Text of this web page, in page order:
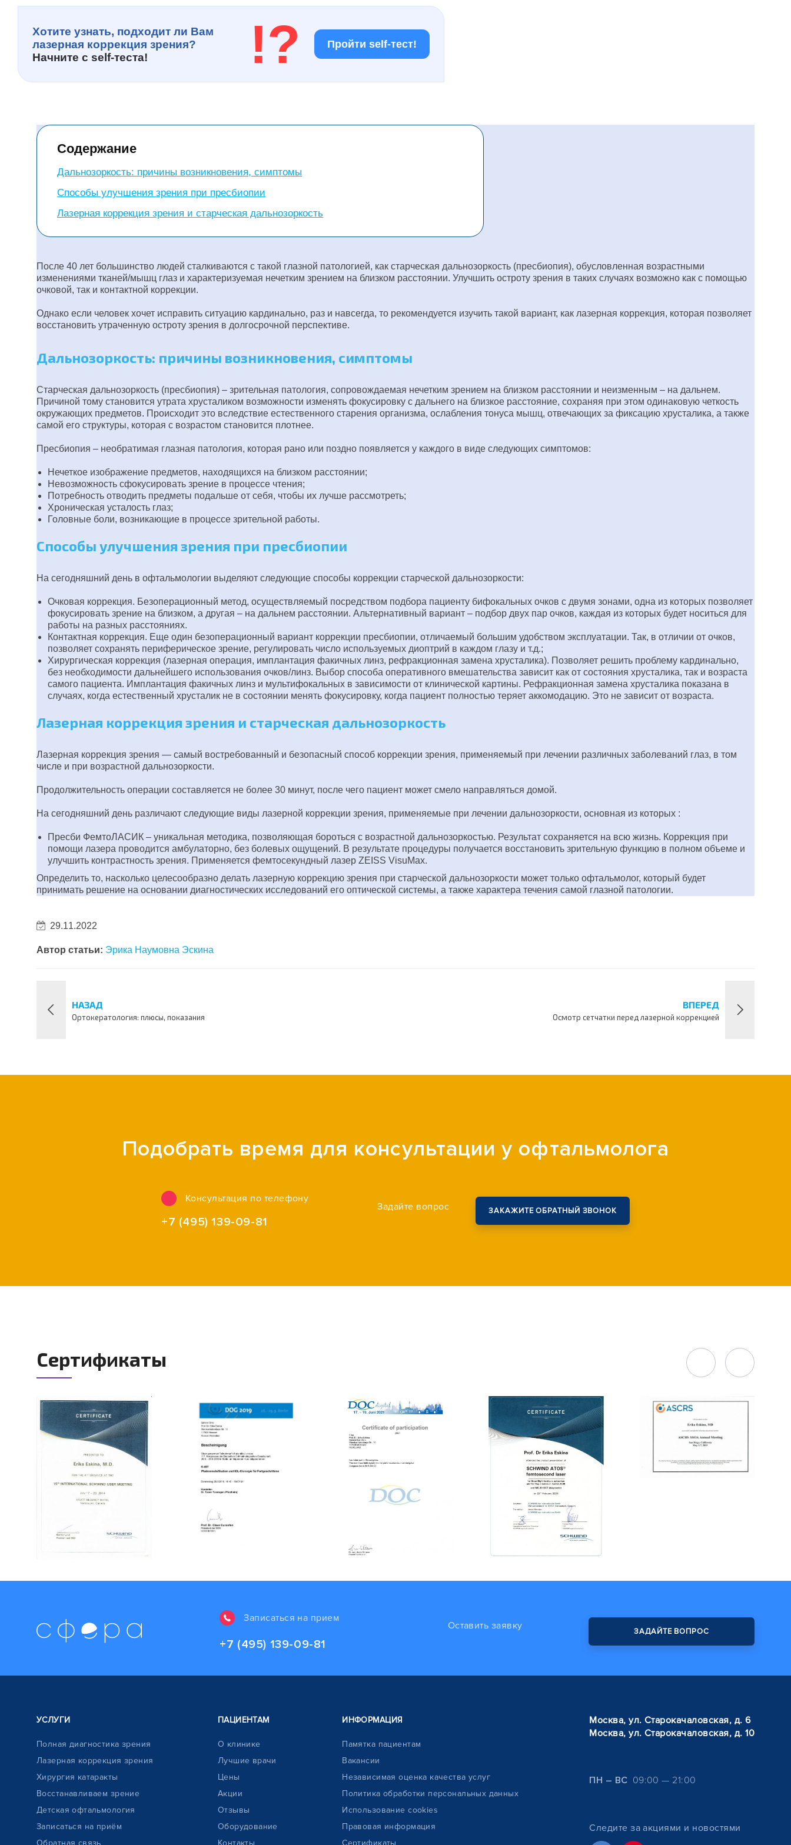
Хотите узнать, подходит ли Вам
лазерная коррекция зрения?
Начните с self-теста! !? Пройти self-тест!
Содержание
Дальнозоркость: причины возникновения, симптомы
Способы улучшения зрения при пресбиопии
Лазерная коррекция зрения и старческая дальнозоркость
После 40 лет большинство людей сталкиваются с такой глазной патологией, как старческая дальнозоркость (пресбиопия), обусловленная возрастными
изменениями тканей/мышц глаз и характеризуемая нечетким зрением на близком расстоянии. Улучшить остроту зрения в таких случаях возможно как с помощью
очковой, так и контактной коррекции.
Однако если человек хочет исправить ситуацию кардинально, раз и навсегда, то рекомендуется изучить такой вариант, как лазерная коррекция, которая позволяет
восстановить утраченную остроту зрения в долгосрочной перспективе.
Дальнозоркость: причины возникновения, симптомы
Старческая дальнозоркость (пресбиопия) – зрительная патология, сопровождаемая нечетким зрением на близком расстоянии и неизменным – на дальнем.
Причиной тому становится утрата хрусталиком возможности изменять фокусировку с дальнего на близкое расстояние, сохраняя при этом одинаковую четкость
окружающих предметов. Происходит это вследствие естественного старения организма, ослабления тонуса мышц, отвечающих за фиксацию хрусталика, а также
самой его структуры, которая с возрастом становится плотнее.
Пресбиопия – необратимая глазная патология, которая рано или поздно появляется у каждого в виде следующих симптомов:
Нечеткое изображение предметов, находящихся на близком расстоянии;
Невозможность сфокусировать зрение в процессе чтения;
Потребность отводить предметы подальше от себя, чтобы их лучше рассмотреть;
Хроническая усталость глаз;
Головные боли, возникающие в процессе зрительной работы.
Способы улучшения зрения при пресбиопии
На сегодняшний день в офтальмологии выделяют следующие способы коррекции старческой дальнозоркости:
Очковая коррекция. Безоперационный метод, осуществляемый посредством подбора пациенту бифокальных очков с двумя зонами, одна из которых позволяет
фокусировать зрение на близком, а другая – на дальнем расстоянии. Альтернативный вариант – подбор двух пар очков, каждая из которых будет носиться для
работы на разных расстояниях.
Контактная коррекция. Еще один безоперационный вариант коррекции пресбиопии, отличаемый большим удобством эксплуатации. Так, в отличии от очков,
позволяет сохранять периферическое зрение, регулировать число используемых диоптрий в каждом глазу и т.д.;
Хирургическая коррекция (лазерная операция, имплантация факичных линз, рефракционная замена хрусталика). Позволяет решить проблему кардинально,
без необходимости дальнейшего использования очков/линз. Выбор способа оперативного вмешательства зависит как от состояния хрусталика, так и возраста
самого пациента. Имплантация факичных линз и мультифокальных в зависимости от клинической картины. Рефракционная замена хрусталика показана в
случаях, когда естественный хрусталик не в состоянии менять фокусировку, когда пациент полностью теряет аккомодацию. Это не зависит от возраста.
Лазерная коррекция зрения и старческая дальнозоркость
Лазерная коррекция зрения — самый востребованный и безопасный способ коррекции зрения, применяемый при лечении различных заболеваний глаз, в том
числе и при возрастной дальнозоркости.
Продолжительность операции составляется не более 30 минут, после чего пациент может смело направляться домой.
На сегодняшний день различают следующие виды лазерной коррекции зрения, применяемые при лечении дальнозоркости, основная из которых :
Пресби ФемтоЛАСИК – уникальная методика, позволяющая бороться с возрастной дальнозоркостью. Результат сохраняется на всю жизнь. Коррекция при
помощи лазера проводится амбулаторно, без болевых ощущений. В результате процедуры получается восстановить зрительную функцию в полном объеме и
улучшить контрастность зрения. Применяется фемтосекундный лазер ZEISS VisuMax.
Определить то, насколько целесообразно делать лазерную коррекцию зрения при старческой дальнозоркости может только офтальмолог, который будет
принимать решение на основании диагностических исследований его оптической системы, а также характера течения самой глазной патологии.
29.11.2022
Автор статьи: Эрика Наумовна Эскина
НАЗАД
Ортокератология: плюсы, показания
ВПЕРЕД
Осмотр сетчатки перед лазерной коррекцией
Подобрать время для консультации у офтальмолога
Консультация по телефону
+7 (495) 139-09-81
Задайте вопрос ЗАКАЖИТЕ ОБРАТНЫЙ ЗВОНОК
Сертификаты
Записаться на прием
+7 (495) 139-09-81
Оставить заявку ЗАДАЙТЕ ВОПРОС
УСЛУГИ
Полная диагностика зрения
Лазерная коррекция зрения
Хирургия катаракты
Восстанавливаем зрение
Детская офтальмология
Записаться на приём
ПАЦИЕНТАМ
О клинике
Лучшие врачи
Цены
Акции
Отзывы
Оборудование
ИНФОРМАЦИЯ
Памятка пациентам
Вакансии
Независимая оценка качества услуг
Политика обработки персональных данных
Использование cookies
Правовая информация
Москва, ул. Старокачаловская, д. 6
Москва, ул. Старокачаловская, д. 10
ПН – ВС 09:00 — 21:00
Следите за акциями и новостями